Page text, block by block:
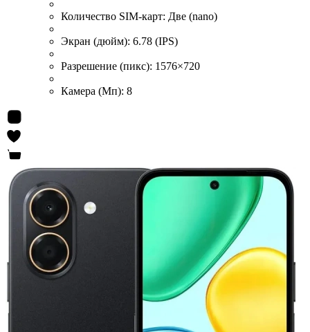
Количество SIM-карт: Две (nano)
Экран (дюйм): 6.78 (IPS)
Разрешение (пикс): 1576×720
Камера (Мп): 8